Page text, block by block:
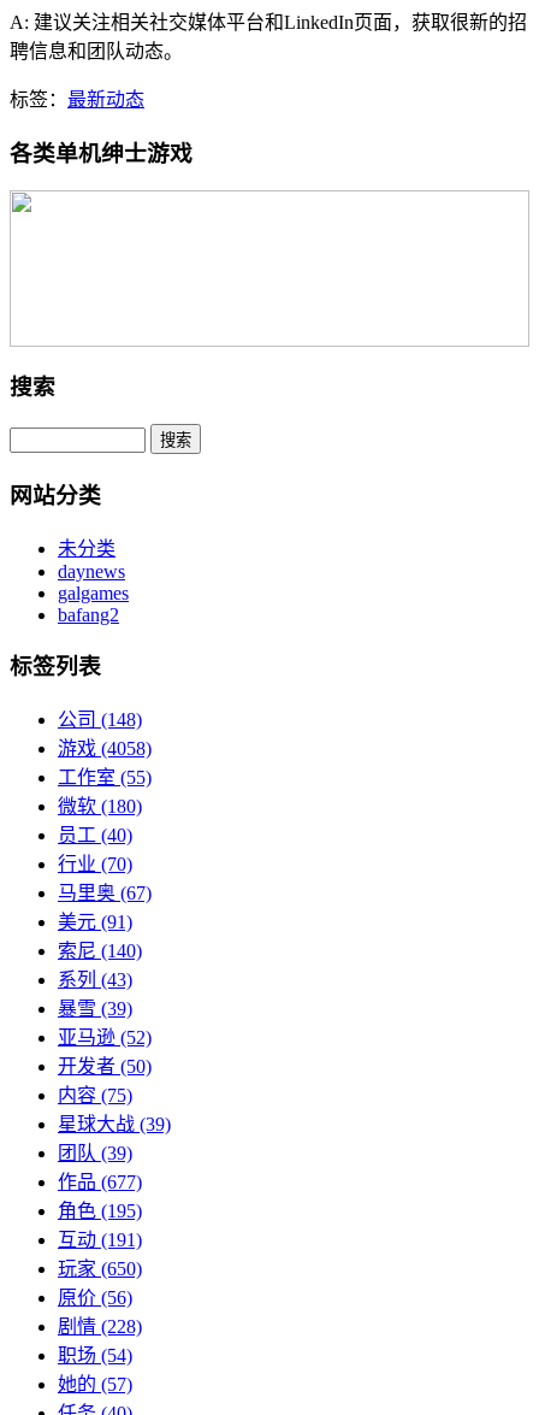
A: 建议关注相关社交媒体平台和LinkedIn页面，获取很新的招
聘信息和团队动态。
标签： 最新动态
各类单机绅士游戏
搜索
网站分类
未分类
daynews
galgames
bafang2
标签列表
公司 (148)
游戏 (4058)
工作室 (55)
微软 (180)
员工 (40)
行业 (70)
马里奥 (67)
美元 (91)
索尼 (140)
系列 (43)
暴雪 (39)
亚马逊 (52)
开发者 (50)
内容 (75)
星球大战 (39)
团队 (39)
作品 (677)
角色 (195)
互动 (191)
玩家 (650)
原价 (56)
剧情 (228)
职场 (54)
她的 (57)